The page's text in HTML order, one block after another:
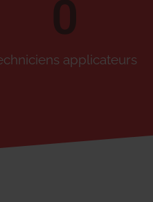
applicateurs
0